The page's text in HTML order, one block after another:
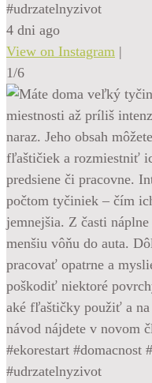
#udrzatelnyzivot
4 dni ago
View on Instagram |
1/6